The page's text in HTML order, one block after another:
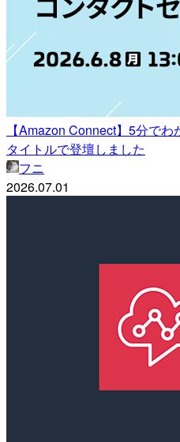
【Amazon Connect】5分で
タイトルで登壇しました
フニ
2026.07.01